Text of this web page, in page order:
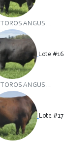
TOROS ANGUS...
Lote #16
TOROS ANGUS...
Lote #17